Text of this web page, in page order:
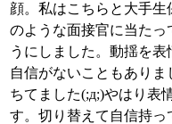
顔。私はこちらと大手
のような面接官に当たっ
うにしました。動揺を
自信がないこともあり
ちてました(;д;)やはり表
す。切り替えて自信持